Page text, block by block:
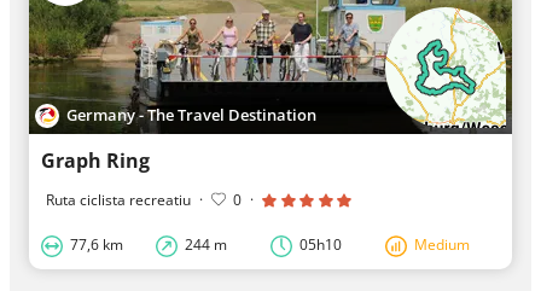
Germany - The Travel Destination
Graph Ring
Ruta ciclista recreatiu · 0 ·
77,6 km 244 m 05h10 Medium